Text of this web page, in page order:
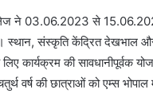
ने 03.06.2023 से
स्थान, संस्कृति केंद्रित देखभाल
कार्यक्रम की
वर्ष की छात्राओं को एम्स